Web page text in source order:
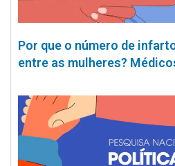
Por que o número de
entre as mulheres?